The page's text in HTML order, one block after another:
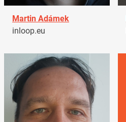
Martin Adámek
inloop.eu